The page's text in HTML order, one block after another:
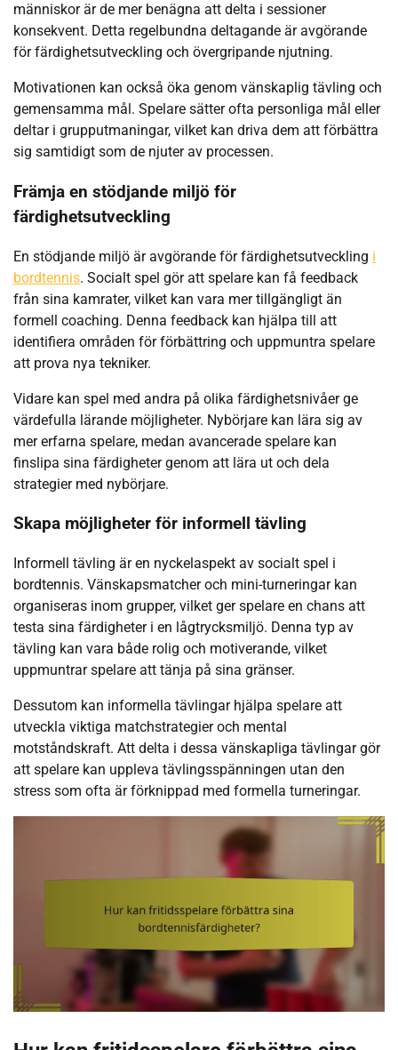
människor är de mer benägna att delta i sessioner
konsekvent. Detta regelbundna deltagande är avgörande
för färdighetsutveckling och övergripande njutning.
Motivationen kan också öka genom vänskaplig tävling och
gemensamma mål. Spelare sätter ofta personliga mål eller
deltar i grupputmaningar, vilket kan driva dem att förbättra
sig samtidigt som de njuter av processen.
Främja en stödjande miljö för
färdighetsutveckling
En stödjande miljö är avgörande för färdighetsutveckling i
bordtennis. Socialt spel gör att spelare kan få feedback
från sina kamrater, vilket kan vara mer tillgängligt än
formell coaching. Denna feedback kan hjälpa till att
identifiera områden för förbättring och uppmuntra spelare
att prova nya tekniker.
Vidare kan spel med andra på olika färdighetsnivåer ge
värdefulla lärande möjligheter. Nybörjare kan lära sig av
mer erfarna spelare, medan avancerade spelare kan
finslipa sina färdigheter genom att lära ut och dela
strategier med nybörjare.
Skapa möjligheter för informell tävling
Informell tävling är en nyckelaspekt av socialt spel i
bordtennis. Vänskapsmatcher och mini-turneringar kan
organiseras inom grupper, vilket ger spelare en chans att
testa sina färdigheter i en lågtrycksmiljö. Denna typ av
tävling kan vara både rolig och motiverande, vilket
uppmuntrar spelare att tänja på sina gränser.
Dessutom kan informella tävlingar hjälpa spelare att
utveckla viktiga matchstrategier och mental
motståndskraft. Att delta i dessa vänskapliga tävlingar gör
att spelare kan uppleva tävlingsspänningen utan den
stress som ofta är förknippad med formella turneringar.